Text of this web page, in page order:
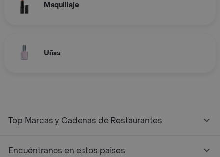
Maquillaje
Uñas
Top Marcas y Cadenas de Restaurantes
Encuéntranos en estos países